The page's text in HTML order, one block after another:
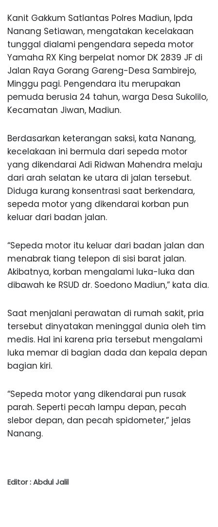
Kanit Gakkum Satlantas Polres Madiun, Ipda
Nanang Setiawan, mengatakan kecelakaan
tunggal dialami pengendara sepeda motor
Yamaha RX King berpelat nomor DK 2839 JF di
Jalan Raya Gorang Gareng-Desa Sambirejo,
Minggu pagi. Pengendara itu merupakan
pemuda berusia 24 tahun, warga Desa Sukolilo,
Kecamatan Jiwan, Madiun.
Berdasarkan keterangan saksi, kata Nanang,
kecelakaan ini bermula dari sepeda motor
yang dikendarai Adi Ridwan Mahendra melaju
dari arah selatan ke utara di jalan tersebut.
Diduga kurang konsentrasi saat berkendara,
sepeda motor yang dikendarai korban pun
keluar dari badan jalan.
“Sepeda motor itu keluar dari badan jalan dan
menabrak tiang telepon di sisi barat jalan.
Akibatnya, korban mengalami luka-luka dan
dibawah ke RSUD dr. Soedono Madiun,” kata dia.
Saat menjalani perawatan di rumah sakit, pria
tersebut dinyatakan meninggal dunia oleh tim
medis. Hal ini karena pria tersebut mengalami
luka memar di bagian dada dan kepala depan
bagian kiri.
“Sepeda motor yang dikendarai pun rusak
parah. Seperti pecah lampu depan, pecah
slebor depan, dan pecah spidometer,” jelas
Nanang.
Editor : Abdul Jalil